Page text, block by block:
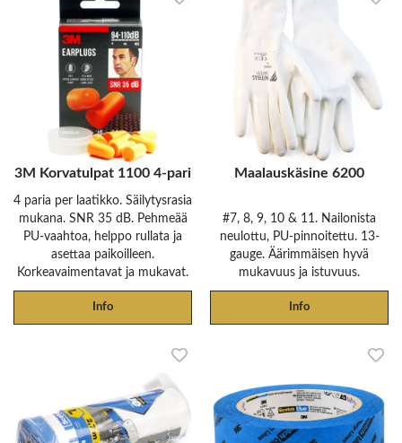
3M Korvatulpat 1100 4-pari
4 paria per laatikko. Säilytysrasia
mukana. SNR 35 dB. Pehmeää
PU-vaahtoa, helppo rullata ja
asettaa paikoilleen.
Korkeavaimentavat ja mukavat.
Info
Maalauskäsine 6200
#7, 8, 9, 10 & 11. Nailonista
neulottu, PU-pinnoitettu. 13-
gauge. Äärimmäisen hyvä
mukavuus ja istuvuus.
Info